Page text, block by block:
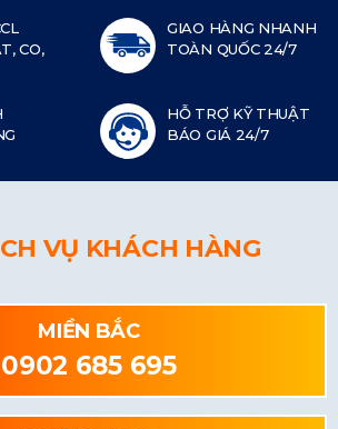
CO,
GIAO HÀNG NHANH
TOÀN QUỐC 24/7
HỖ TRỢ KỸ THUẬT
BÁO GIÁ 24/7
VỤ KHÁCH HÀNG
MIỀN BẮC
0902 685 695